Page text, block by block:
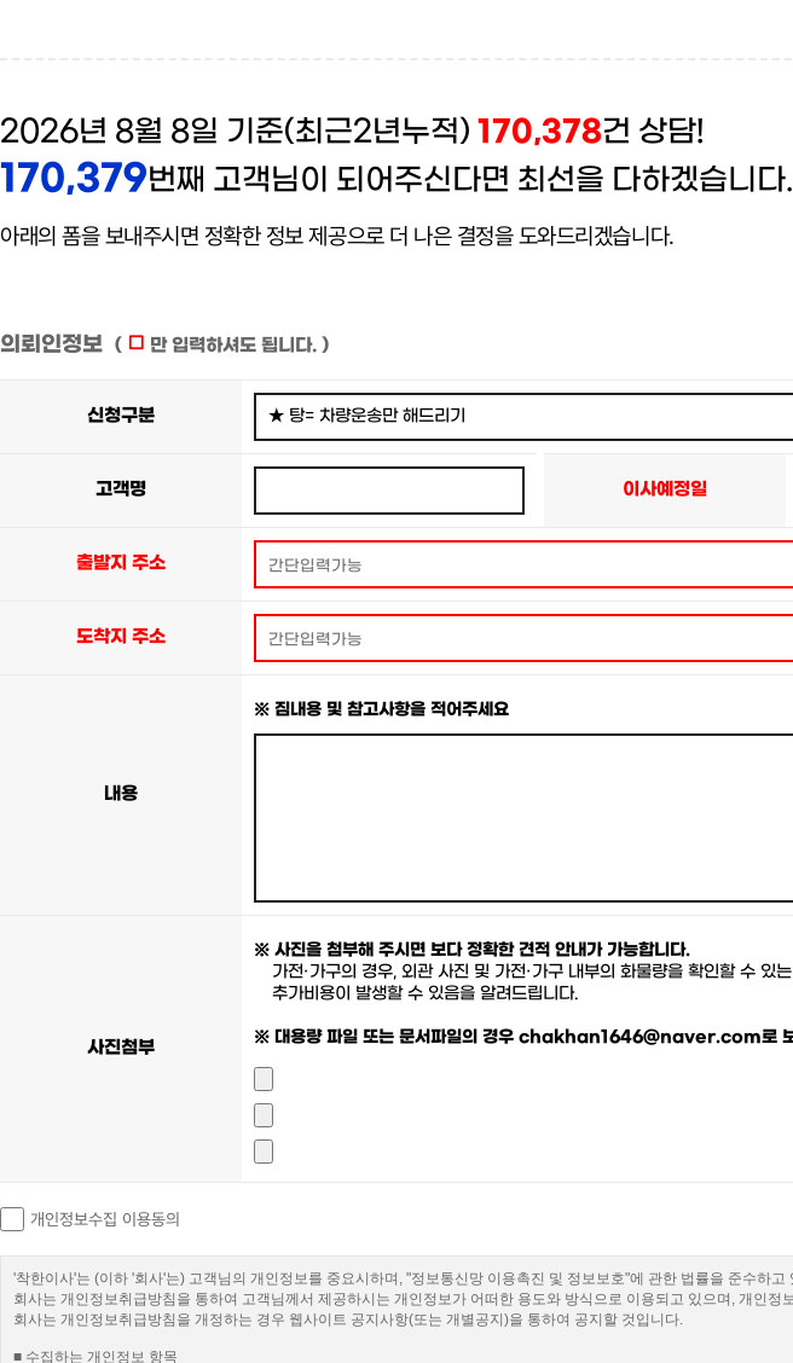
2026년 8월 8일 기준(최근2년누적) 170,378건 상담!
170,379번째 고객님이 되어주신다면 최선을 다하겠습니다.
아래의 폼을 보내주시면 정확한 정보 제공으로 더 나은 결정을 도와드리겠습니다.
의뢰인정보 ( 만 입력하셔도 됩니다. )
신청구분
고객명 이사예정일
출발지 주소
도착지 주소
내용
※ 짐내용 및 참고사항을 적어주세요
사진첨부
※ 사진을 첨부해 주시면 보다 정확한 견적 안내가 가능합니다.
가전·가구의 경우, 외관 사진 및 가전·가구 내부의 화물량을 확인할 수
추가비용이 발생할 수 있음을 알려드립니다.
※ 대용량 파일 또는 문서파일의 경우 chakhan1646@naver.com로
개인정보수집 이용동의